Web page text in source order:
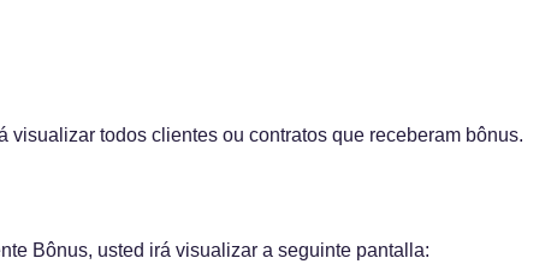
visualizar todos clientes ou contratos que receberam bônus.
Bônus, usted irá visualizar a seguinte pantalla: